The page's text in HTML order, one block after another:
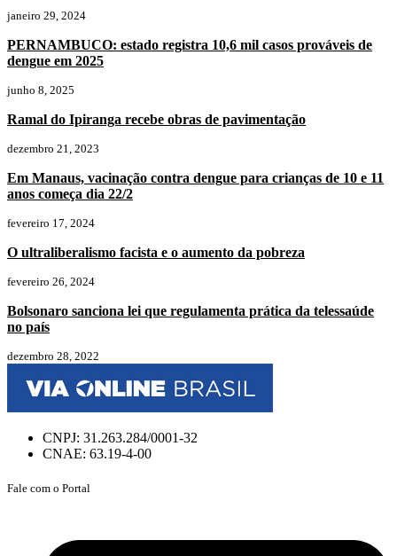
janeiro 29, 2024
PERNAMBUCO: estado registra 10,6 mil casos prováveis de
dengue em 2025
junho 8, 2025
Ramal do Ipiranga recebe obras de pavimentação
dezembro 21, 2023
Em Manaus, vacinação contra dengue para crianças de 10 e 11
anos começa dia 22/2
fevereiro 17, 2024
O ultraliberalismo facista e o aumento da pobreza
fevereiro 26, 2024
Bolsonaro sanciona lei que regulamenta prática da telessaúde
no país
dezembro 28, 2022
CNPJ: 31.263.284/0001-32
CNAE: 63.19-4-00
Fale com o Portal